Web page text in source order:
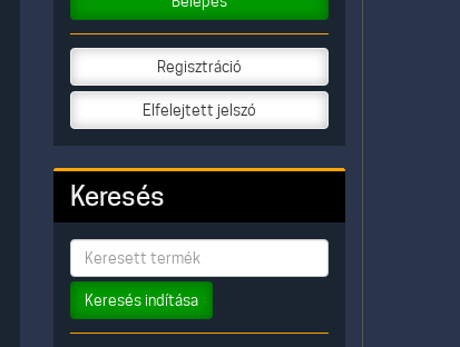
Regisztráció
Elfelejtett jelszó
Keresés
Keresés indítása